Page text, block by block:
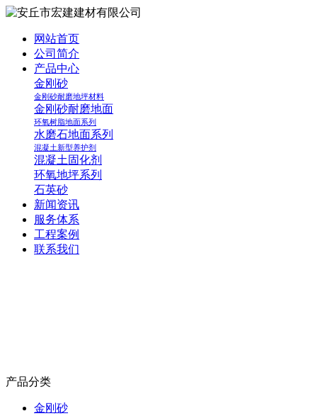
网站首页
公司简介
产品中心
金刚砂
金刚砂耐磨地坪材料
金刚砂耐磨地面
环氧树脂地面系列
水磨石地面系列
混凝土新型养护剂
混凝土固化剂
环氧地坪系列
石英砂
新闻资讯
服务体系
工程案例
联系我们
产品分类
金刚砂